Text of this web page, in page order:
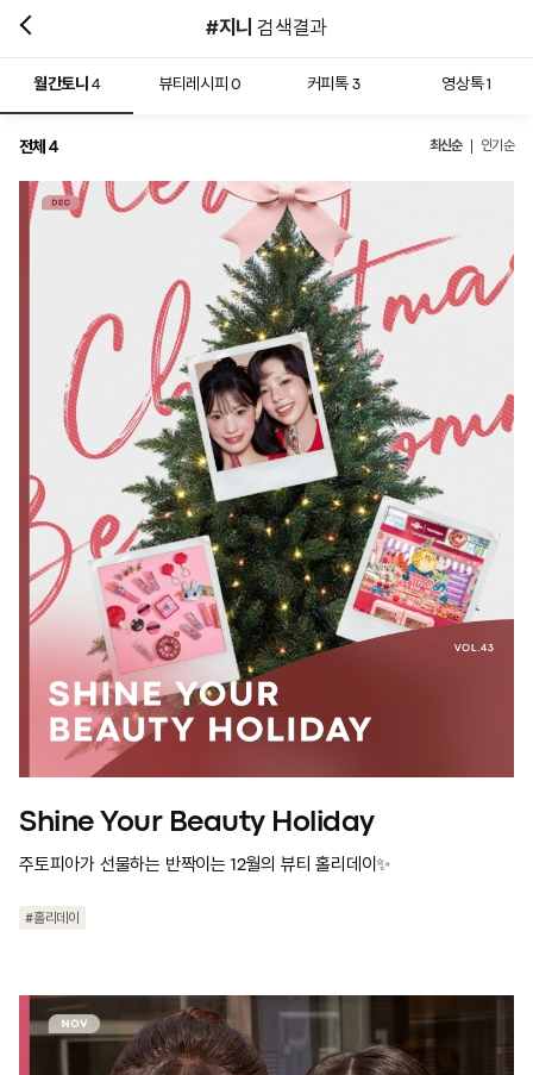
#지니 검색결과
월간토니4 뷰티레시피0 커피톡 3 영상톡1
전체 4 최신순 인기순
Shine Your Beauty Holiday
주토피아가 선물하는 반짝이는 12월의 뷰티 홀리데이✨
#홀리데이